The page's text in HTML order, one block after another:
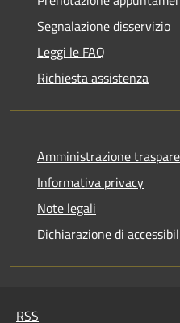
Segnalazione disservizio
Leggi le FAQ
Richiesta assistenza
Amministrazione
Informativa privacy
Note legali
Dichiarazione di
RSS